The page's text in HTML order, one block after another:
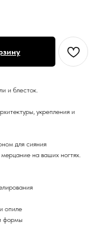
и блесток.
укрепления и
для сияния
на ваших ногтях.
опиле
формы